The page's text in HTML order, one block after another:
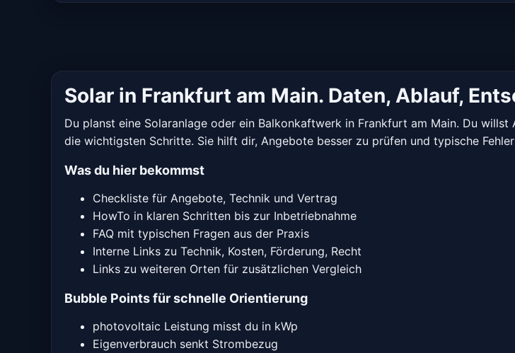
Solar in Frankfurt am Main. Daten, Ablauf,
Du planst eine Solaranlage oder ein Balkonkaftwerk in Frankfurt am Main. Du
die wichtigsten Schritte. Sie hilft dir, Angebote besser zu prüfen und typische
Was du hier bekommst
Checkliste für Angebote, Technik und Vertrag
HowTo in klaren Schritten bis zur Inbetriebnahme
FAQ mit typischen Fragen aus der Praxis
Interne Links zu Technik, Kosten, Förderung, Recht
Links zu weiteren Orten für zusätzlichen Vergleich
Bubble Points für schnelle Orientierung
photovoltaic Leistung misst du in kWp
Eigenverbrauch senkt Strombezug